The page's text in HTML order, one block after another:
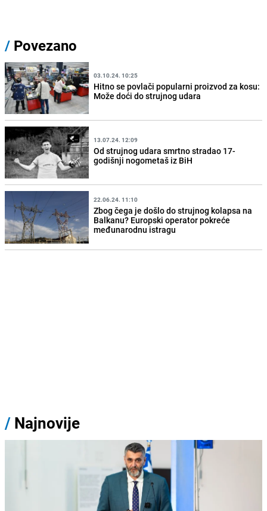
/ Povezano
03.10.24. 10:25
Hitno se povlači popularni proizvod za kosu:
Može doći do strujnog udara
13.07.24. 12:09
Od strujnog udara smrtno stradao 17-
godišnji nogometaš iz BiH
22.06.24. 11:10
Zbog čega je došlo do strujnog kolapsa na
Balkanu? Europski operator pokreće
međunarodnu istragu
/ Najnovije